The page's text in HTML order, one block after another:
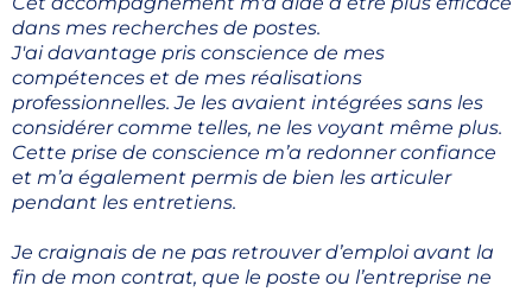
dans mes recherches de postes.
J'ai davantage pris conscience de mes
compétences et de mes réalisations
professionnelles. Je les avaient intégrées sans les
considérer comme telles, ne les voyant même plus.
Cette prise de conscience m’a redonner confiance
et m’a également permis de bien les articuler
pendant les entretiens.
Je craignais de ne pas retrouver d’emploi avant la
fin de mon contrat, que le poste ou l’entreprise ne